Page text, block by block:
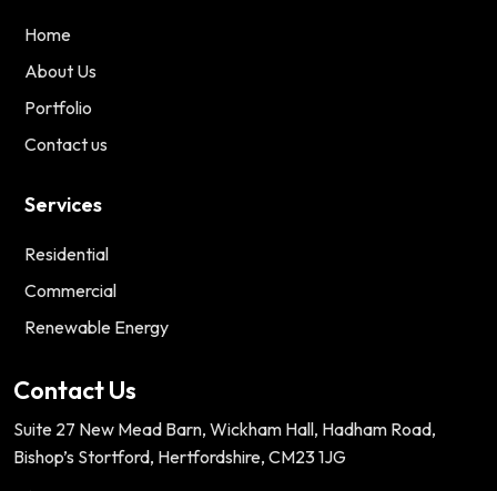
Home
About Us
Portfolio
Contact us
Services
Residential
Commercial
Renewable Energy
Contact Us
Suite 27 New Mead Barn, Wickham Hall, Hadham Road,
Bishop’s Stortford, Hertfordshire, CM23 1JG